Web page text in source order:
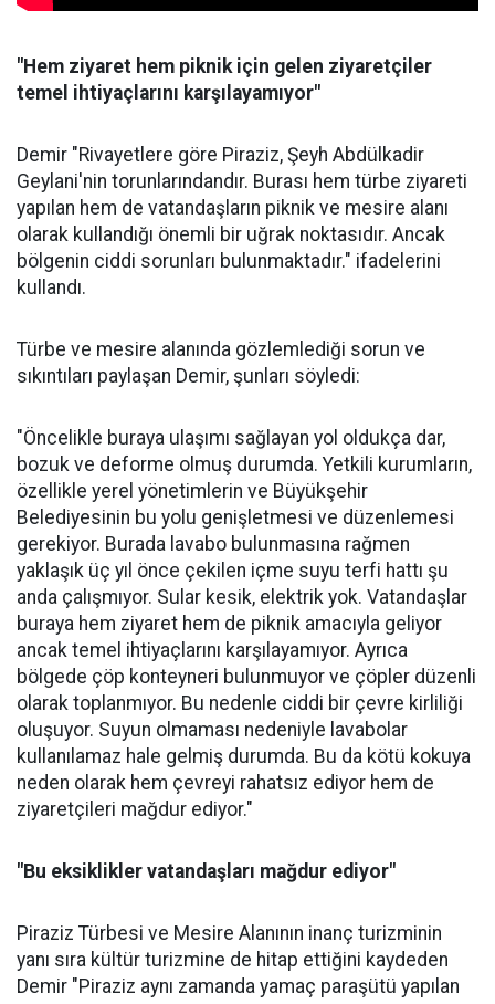
"Hem ziyaret hem piknik için gelen ziyaretçiler
temel ihtiyaçlarını karşılayamıyor"
Demir "Rivayetlere göre Piraziz, Şeyh Abdülkadir
Geylani'nin torunlarındandır. Burası hem türbe ziyareti
yapılan hem de vatandaşların piknik ve mesire alanı
olarak kullandığı önemli bir uğrak noktasıdır. Ancak
bölgenin ciddi sorunları bulunmaktadır." ifadelerini
kullandı.
Türbe ve mesire alanında gözlemlediği sorun ve
sıkıntıları paylaşan Demir, şunları söyledi:
"Öncelikle buraya ulaşımı sağlayan yol oldukça dar,
bozuk ve deforme olmuş durumda. Yetkili kurumların,
özellikle yerel yönetimlerin ve Büyükşehir
Belediyesinin bu yolu genişletmesi ve düzenlemesi
gerekiyor. Burada lavabo bulunmasına rağmen
yaklaşık üç yıl önce çekilen içme suyu terfi hattı şu
anda çalışmıyor. Sular kesik, elektrik yok. Vatandaşlar
buraya hem ziyaret hem de piknik amacıyla geliyor
ancak temel ihtiyaçlarını karşılayamıyor. Ayrıca
bölgede çöp konteyneri bulunmuyor ve çöpler düzenli
olarak toplanmıyor. Bu nedenle ciddi bir çevre kirliliği
oluşuyor. Suyun olmaması nedeniyle lavabolar
kullanılamaz hale gelmiş durumda. Bu da kötü kokuya
neden olarak hem çevreyi rahatsız ediyor hem de
ziyaretçileri mağdur ediyor."
"Bu eksiklikler vatandaşları mağdur ediyor"
Piraziz Türbesi ve Mesire Alanının inanç turizminin
yanı sıra kültür turizmine de hitap ettiğini kaydeden
Demir "Piraziz aynı zamanda yamaç paraşütü yapılan